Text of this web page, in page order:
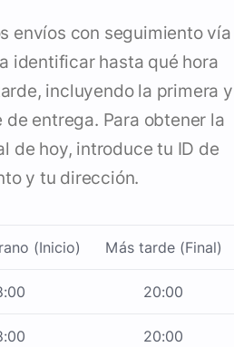
envíos con seguimiento vía
identificar hasta qué hora
incluyendo la primera y
entrega. Para obtener la
de hoy, introduce tu ID de
y tu dirección.
(Inicio) Más tarde (Final)
20:00
20:00